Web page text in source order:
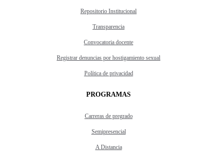
Repositorio Institucional
Transparencia
Convocatoria docente
Registrar denuncias por hostigamiento sexual
Política de privacidad
PROGRAMAS
Carreras de pregrado
Semipresencial
A Distancia